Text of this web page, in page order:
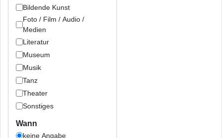
Bildende Kunst
Foto / Film / Audio /
Medien
Literatur
Museum
Musik
Tanz
Theater
Sonstiges
Wann
keine Angabe